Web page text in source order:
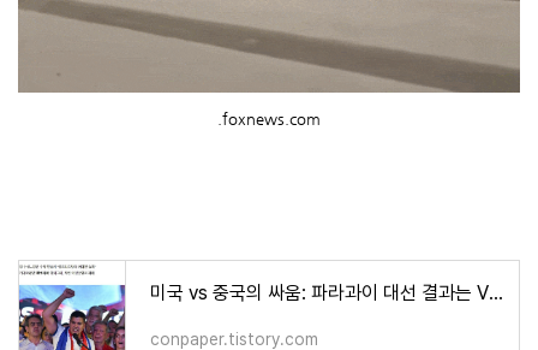
.foxnews.com
미국 vs 중국의 싸움: 파라과이 대선 결과는 VIDEO:Santiago Pena on track for Paraguay election victory
conpaper.tistory.com